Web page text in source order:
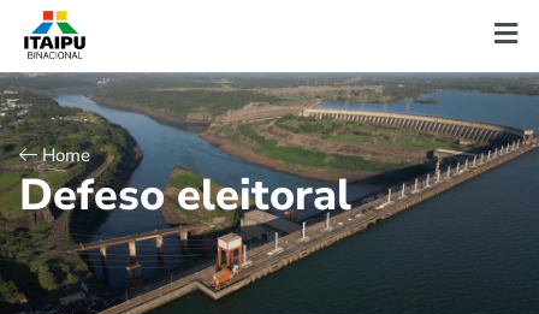
Home
Defeso eleitoral